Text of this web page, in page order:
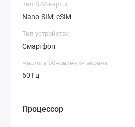
Тип SIM-карты
Nano-SIM; eSIM
Тип устройства
Смартфон
Частота обновления экрана
60 Гц
Процессор